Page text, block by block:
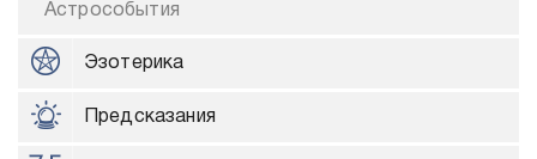
Астрособытия
Эзотерика
Предсказания